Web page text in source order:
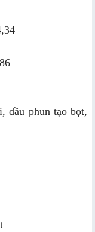
đầu phun tạo bọt,